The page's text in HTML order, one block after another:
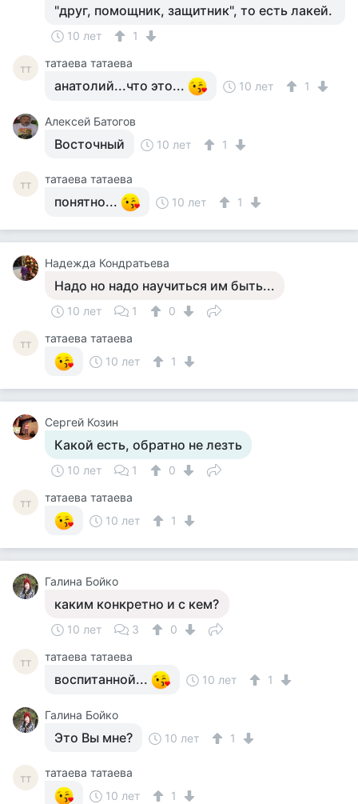
"друг, помощник, защитник", то есть лакей.
10 лет 1
тт татаева татаева
анатолий...что это... 10 лет 1
Алексей Батогов
Восточный 10 лет 1
тт татаева татаева
понятно... 10 лет 1
Надежда Кондратьева
Надо но надо научиться им быть...
10 лет 1 0
тт
татаева татаева
10 лет
1
Сергей Козин
Какой есть, обратно не лезть
10 лет 1 0
тт
татаева татаева
10 лет
1
Галина Бойко
каким конкретно и с кем?
10 лет 3 0
тт татаева татаева
воспитанной... 10 лет 1
Галина Бойко
Это Вы мне? 10 лет 1
тт
татаева татаева
10 лет
1